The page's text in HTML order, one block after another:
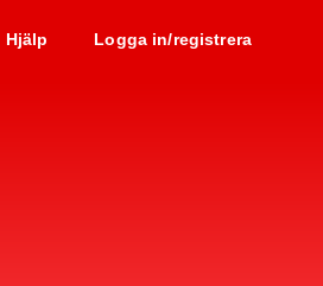
Hjälp Logga in/registrera